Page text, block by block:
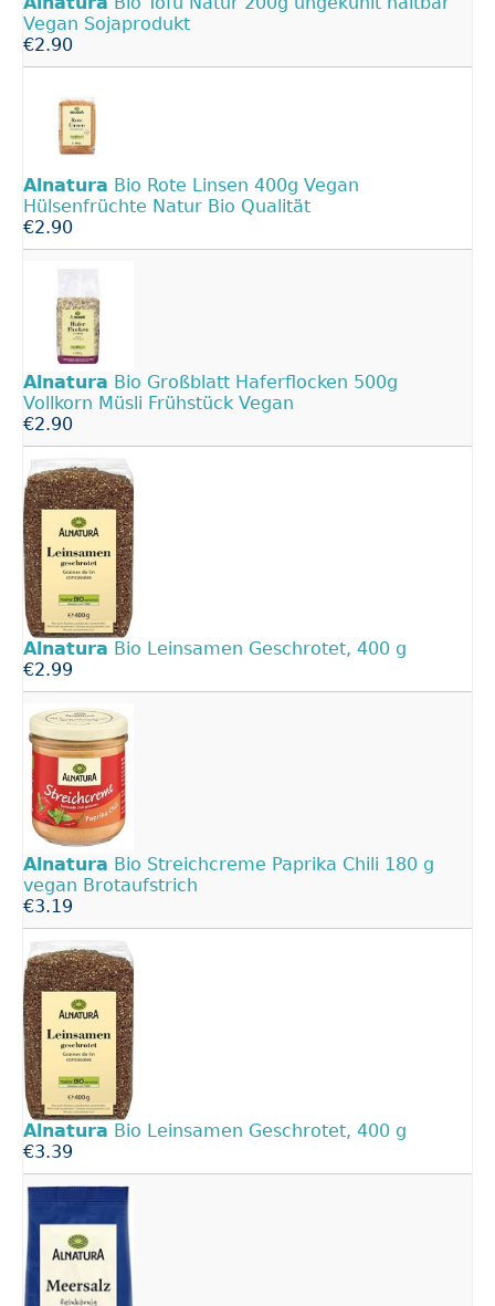
Vegan Sojaprodukt
€2.90
Alnatura Bio Rote Linsen 400g Vegan
Hülsenfrüchte Natur Bio Qualität
€2.90
Alnatura Bio Großblatt Haferflocken 500g
Vollkorn Müsli Frühstück Vegan
€2.90
Alnatura Bio Leinsamen Geschrotet, 400 g
€2.99
Alnatura Bio Streichcreme Paprika Chili 180 g
vegan Brotaufstrich
€3.19
Alnatura Bio Leinsamen Geschrotet, 400 g
€3.39